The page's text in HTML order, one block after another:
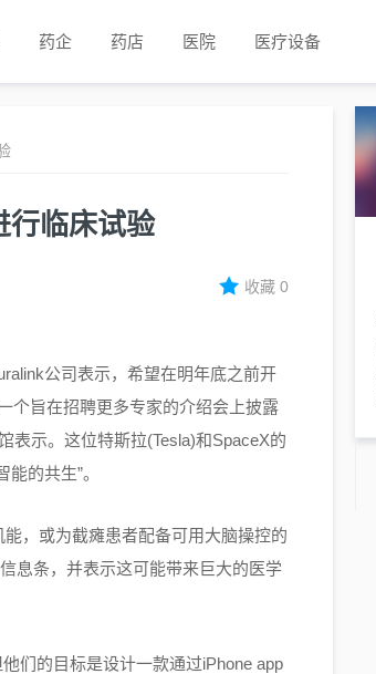
药企 药店 医院 医疗设备
行临床试验
收藏0
公司表示，希望在明年底之前开
个旨在招聘更多专家的介绍会上披露
表示。这位特斯拉(Tesla)和SpaceX的
的共生”。
，或为截瘫患者配备可用大脑操控的
息条，并表示这可能带来巨大的医学
们的目标是设计一款通过iPhone app